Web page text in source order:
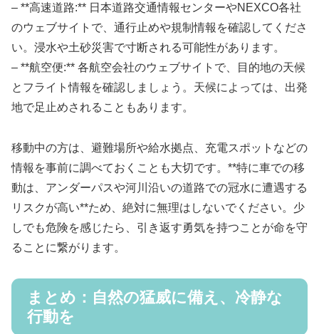
– **高速道路:** 日本道路交通情報センターやNEXCO各社
のウェブサイトで、通行止めや規制情報を確認してくださ
い。浸水や土砂災害で寸断される可能性があります。
– **航空便:** 各航空会社のウェブサイトで、目的地の天候
とフライト情報を確認しましょう。天候によっては、出発
地で足止めされることもあります。
移動中の方は、避難場所や給水拠点、充電スポットなどの
情報を事前に調べておくことも大切です。**特に車での移
動は、アンダーパスや河川沿いの道路での冠水に遭遇する
リスクが高い**ため、絶対に無理はしないでください。少
しでも危険を感じたら、引き返す勇気を持つことが命を守
ることに繋がります。
まとめ：自然の猛威に備え、冷静な
行動を